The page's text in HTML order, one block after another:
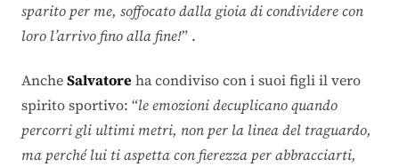
sparito per me, soffocato dalla gioia di condividere con
loro l’arrivo fino alla fine!” .
AncheSalvatoreha condiviso con i suoi figli il vero
spirito sportivo: “le emozioni decuplicano quando
percorri gli ultimi metri, non per la linea del traguardo,
ma perché lui ti aspetta con fierezza per abbracciarti,